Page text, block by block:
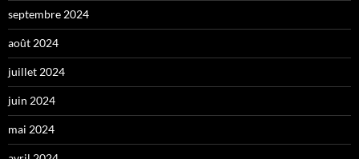
septembre 2024
août 2024
juillet 2024
juin 2024
mai 2024